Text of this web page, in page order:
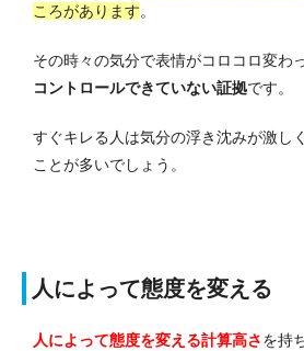
ころがあります。
その時々の気分で表情がコロコロ変わ
コントロールできていない証拠です。
すぐキレる人は気分の浮き沈みが激し
ことが多いでしょう。
人によって態度を変える
人によって態度を変える計算高さを持